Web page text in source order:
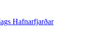
Hafnarfjarðar